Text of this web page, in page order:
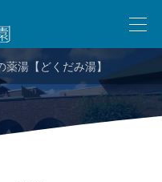
薬湯【どくだみ湯】